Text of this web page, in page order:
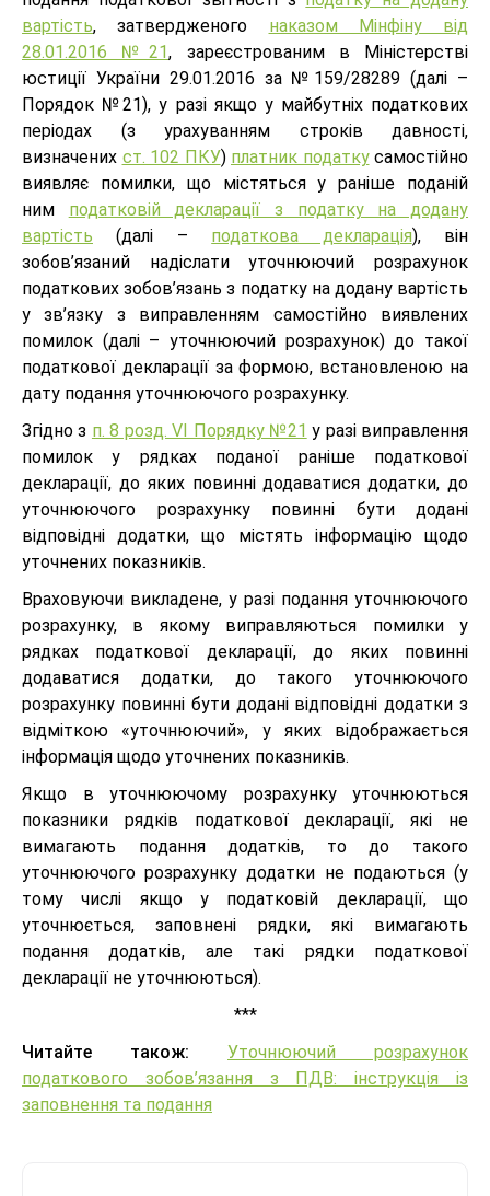
вартість, затвердженого наказом Мінфіну від
28.01.2016 №21, зареєстрованим в Міністерстві
юстиції України 29.01.2016 за №159/28289 (далі –
Порядок №21), у разі якщо у майбутніх податкових
періодах (з урахуванням строків давності,
визначених ст. 102 ПКУ) платник податкусамостійно
виявляє помилки, що містяться у раніше поданій
ним податковій декларації з податку на додану
вартість (далі – податкова декларація), він
зобов’язаний надіслати уточнюючий розрахунок
податкових зобов’язань з податку на додану вартість
у зв’язку з виправленням самостійно виявлених
помилок (далі – уточнюючий розрахунок) до такої
податкової декларації за формою, встановленою на
дату подання уточнюючого розрахунку.
Згідно з п. 8 розд. VІ Порядку №21 у разі виправлення
помилок у рядках поданої раніше податкової
декларації, до яких повинні додаватися додатки, до
уточнюючого розрахунку повинні бути додані
відповідні додатки, що містять інформацію щодо
уточнених показників.
Враховуючи викладене, у разі подання уточнюючого
розрахунку, в якому виправляються помилки у
рядках податкової декларації, до яких повинні
додаватися додатки, до такого уточнюючого
розрахунку повинні бути додані відповідні додатки з
відміткою «уточнюючий», у яких відображається
інформація щодо уточнених показників.
Якщо в уточнюючому розрахунку уточнюються
показники рядків податкової декларації, які не
вимагають подання додатків, то до такого
уточнюючого розрахунку додатки не подаються (у
тому числі якщо у податковій декларації, що
уточнюється, заповнені рядки, які вимагають
подання додатків, але такі рядки податкової
декларації не уточнюються).
***
Читайте також:
Уточнюючий розрахунок
податкового зобов’язання з ПДВ: інструкція із
заповнення та подання